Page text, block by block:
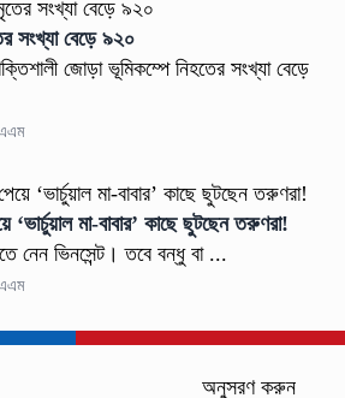
সংখ্যা বেড়ে ৯২০
জোড়া ভূমিকম্পে নিহতের সংখ্যা বেড়ে
‘ভার্চুয়াল মা-বাবার’ কাছে ছুটছেন তরুণরা!
নেন ভিনসেন্ট। তবে বন্ধু বা ...
অনুসরণ করুন